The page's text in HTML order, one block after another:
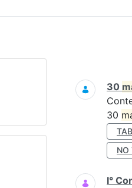
Ricerca
30
30
NO
I°